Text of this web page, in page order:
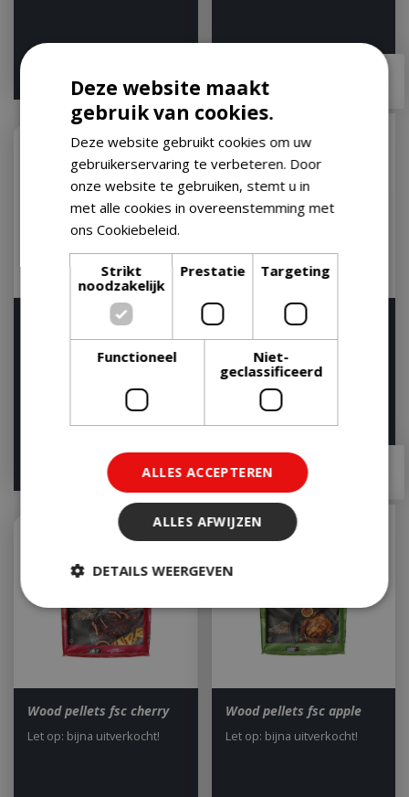
50
Wood pellets fsc ga blend
Weber Houtsnippers 0,7
kg Pork Smoking Blend
Wood Chips BBQ
€ 8,49
€7,50
Op voorraad
Wood pellets fsc cherry
Let op: bijna uitverkocht!
Wood pellets fsc apple
Let op: bijna uitverkocht!
Deze website maakt
gebruik van cookies.
Deze website gebruikt cookies om uw
gebruikerservaring te verbeteren. Door
onze website te gebruiken, stemt u in
met alle cookies in overeenstemming met
ons Cookiebeleid.
Strikt
noodzakelijk
Prestatie Targeting
Functioneel
Niet-
geclassificeerd
ALLES ACCEPTEREN
ALLES AFWIJZEN
DETAILS WEERGEVEN
Strikt noodzakelijk
Prestatie
Strikt noodzakelijke cookies maken de
kernfunctionaliteiten van de website mogelijk,